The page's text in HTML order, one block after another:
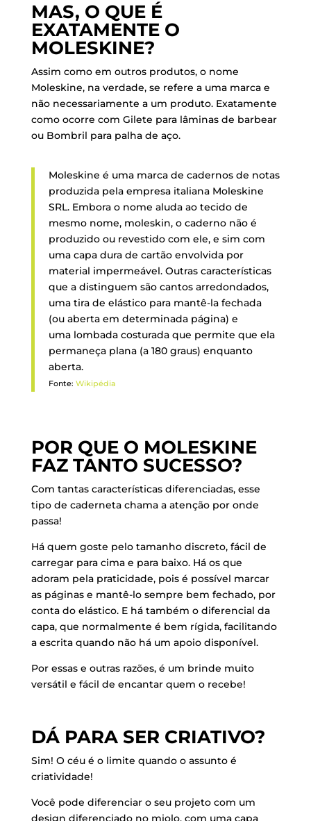
MAS, O QUE É
EXATAMENTE O
MOLESKINE?
Assim como em outros produtos, o nome
Moleskine, na verdade, se refere a uma marca e
não necessariamente a um produto. Exatamente
como ocorre com Gilete para lâminas de barbear
ou Bombril para palha de aço.
Moleskine é uma marca de cadernos de notas
produzida pela empresa italiana Moleskine
SRL. Embora o nome aluda ao tecido de
mesmo nome, moleskin, o caderno não é
produzido ou revestido com ele, e sim com
uma capa dura de cartão envolvida por
material impermeável. Outras características
que a distinguem são cantos arredondados,
uma tira de elástico para mantê-la fechada
(ou aberta em determinada página) e
uma lombada costurada que permite que ela
permaneça plana (a 180 graus) enquanto
aberta.
Fonte: Wikipédia
POR QUE O MOLESKINE
FAZ TANTO SUCESSO?
Com tantas características diferenciadas, esse
tipo de caderneta chama a atenção por onde
passa!
Há quem goste pelo tamanho discreto, fácil de
carregar para cima e para baixo. Há os que
adoram pela praticidade, pois é possível marcar
as páginas e mantê-lo sempre bem fechado, por
conta do elástico. E há também o diferencial da
capa, que normalmente é bem rígida, facilitando
a escrita quando não há um apoio disponível.
Por essas e outras razões, é um brinde muito
versátil e fácil de encantar quem o recebe!
DÁ PARA SER CRIATIVO?
Sim! O céu é o limite quando o assunto é
criatividade!
Você pode diferenciar o seu projeto com um
design diferenciado no miolo, com uma capa